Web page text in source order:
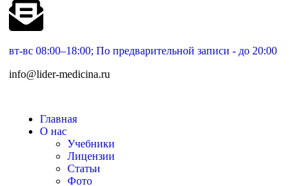
вт-вс 08:00–18:00; По предварительной записи - до 20:00
info@lider-medicina.ru
Главная
О нас
Учебники
Лицензии
Статьи
Фото